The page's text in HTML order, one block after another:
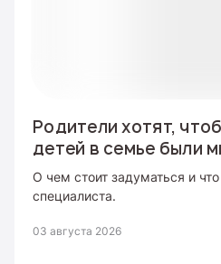
Родители хотят,
детей в семье были
О чем стоит задуматься и
специалиста.
03 августа 2026